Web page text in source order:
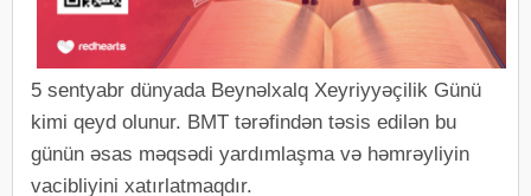
5 sentyabr dünyada Beynəlxalq Xeyriyyəçilik Günü
kimi qeyd olunur. BMT tərəfindən təsis edilən bu
günün əsas məqsədi yardımlaşma və həmrəyliyin
vacibliyini xatırlatmaqdır.